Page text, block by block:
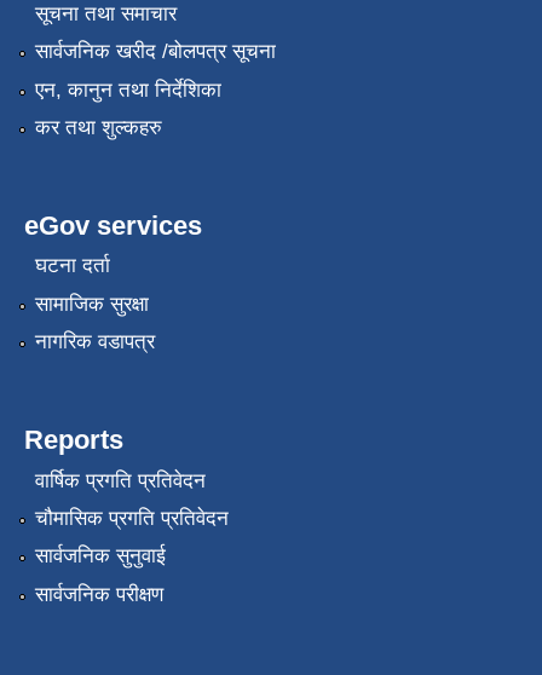
सूचना तथा समाचार
सार्वजनिक खरीद /बोलपत्र सूचना
एन, कानुन तथा निर्देशिका
कर तथा शुल्कहरु
eGov services
घटना दर्ता
सामाजिक सुरक्षा
नागरिक वडापत्र
Reports
वार्षिक प्रगति प्रतिवेदन
चौमासिक प्रगति प्रतिवेदन
सार्वजनिक सुनुवाई
सार्वजनिक परीक्षण